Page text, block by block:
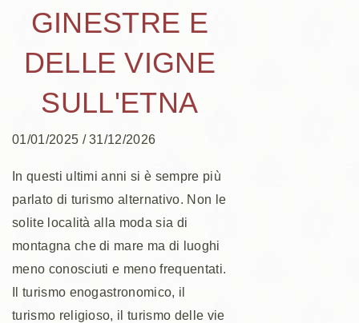
GINESTRE E
DELLE VIGNE
SULL'ETNA
01/01/2025 / 31/12/2026
In questi ultimi anni si è sempre più
parlato di turismo alternativo. Non le
solite località alla moda sia di
montagna che di mare ma di luoghi
meno conosciuti e meno frequentati.
Il turismo enogastronomico, il
turismo religioso, il turismo delle vie